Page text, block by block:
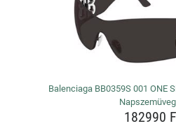
Balenciaga BB0359S 001 ONE
182990